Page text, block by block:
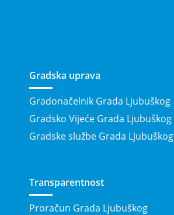
Gradska uprava
Gradonačelnik Grada Ljubuškog
Gradsko Vijeće Grada Ljubuškog
Gradske službe Grada Ljubuškog
Transparentnost
Proračun Grada Ljubuškog